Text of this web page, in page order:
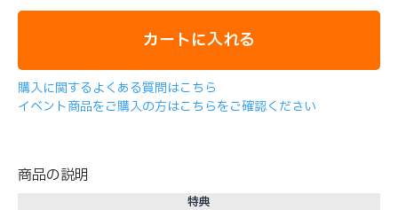
カートに入れる
購入に関するよくある質問はこちら
イベント商品をご購入の方はこちらをご確認ください
商品の説明
特典